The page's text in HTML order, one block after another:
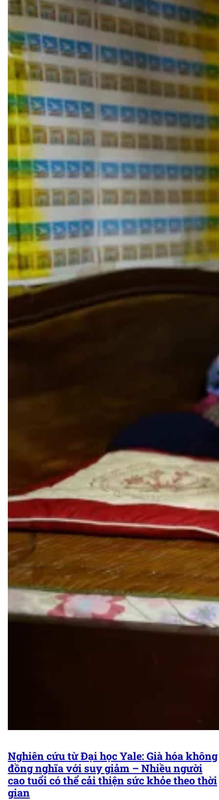
Nghiên cứu từ Đại học Yale: Già hóa không
đồng nghĩa với suy giảm – Nhiều người
cao tuổi có thể cải thiện sức khỏe theo thời
gian